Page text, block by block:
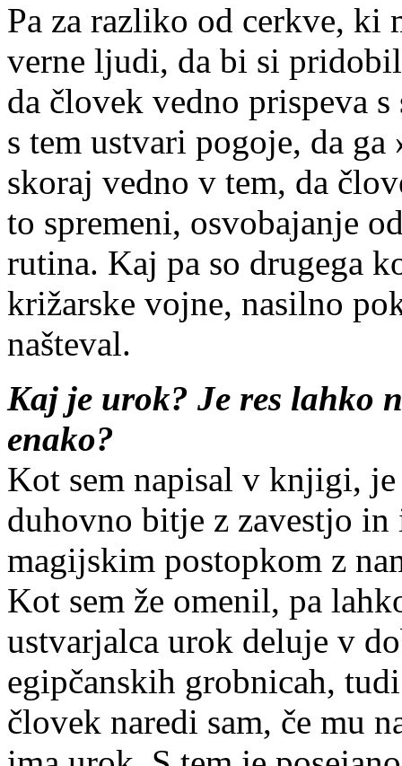
Pa za razliko od cerkve, ki
verne ljudi, da bi si
da človek vedno prispeva
s tem ustvari pogoje, da
skoraj vedno v tem, da
to spremeni, osvobajanje
rutina. Kaj pa so drugega
križarske vojne, nasilno
našteval.
Kaj je urok? Je res lahko
enako?
Kot sem napisal v knjigi,
duhovno bitje z zavestjo
magijskim postopkom z
Kot sem že omenil, pa
ustvarjalca urok deluje v
egipčanskih grobnicah,
človek naredi sam, če mu